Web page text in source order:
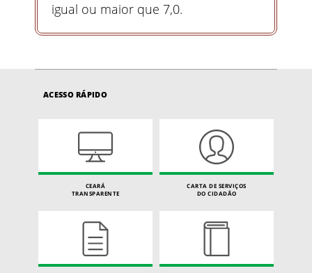
igual ou maior que 7,0.
ACESSO RÁPIDO
CEARÁ
TRANSPARENTE
CARTA DE SERVIÇOS
DO CIDADÃO